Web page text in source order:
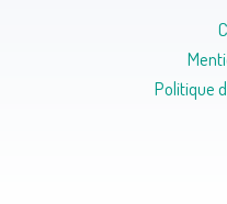
Politique